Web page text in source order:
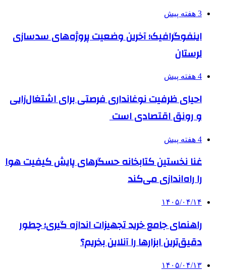
3 هفته پیش
اینفوگرافیک؛ آخرین وضعیت پروژه‌های سدسازی
لرستان
4 هفته پیش
احیای ظرفیت نوغانداری فرصتی برای اشتغال‌زایی
و رونق اقتصادی است
4 هفته پیش
غنا نخستین کتابخانه حسگرهای پایش کیفیت هوا
را راه‌اندازی می‌کند
۱۴۰۵/۰۴/۱۴
راهنمای جامع خرید تجهیزات اندازه گیری؛ چطور
دقیق‌ترین ابزارها را آنلاین بخریم؟
۱۴۰۵/۰۴/۱۳